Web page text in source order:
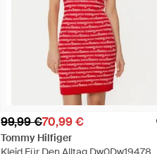
99,99 €70,99 €
Tommy Hilfiger